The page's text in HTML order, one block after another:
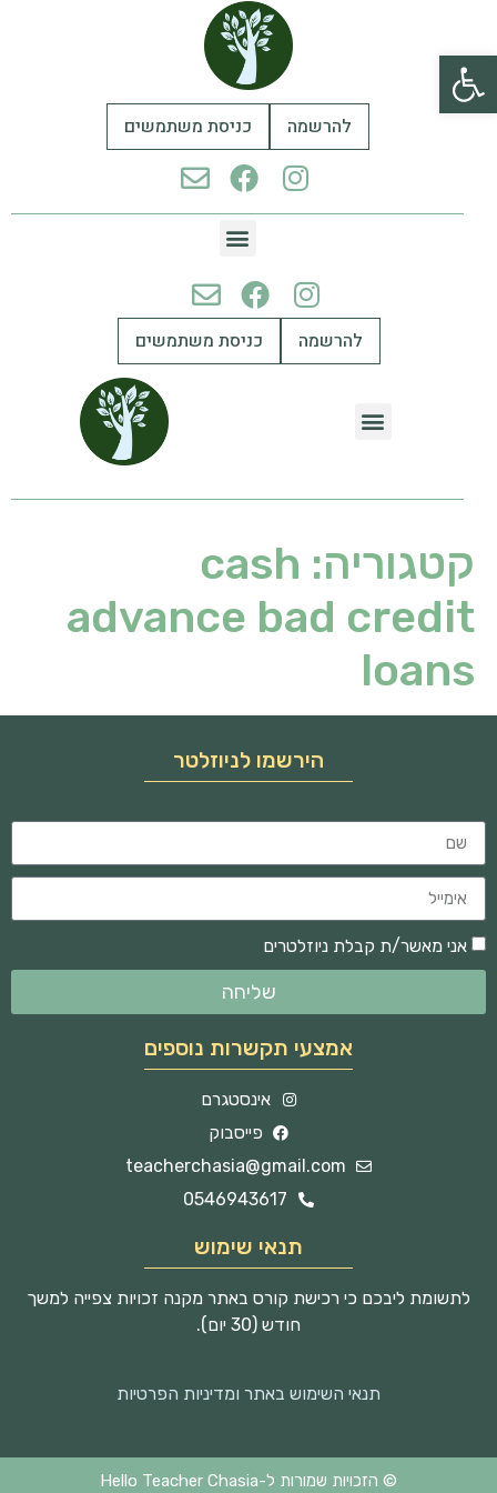
פתח סרגל נגישות
להרשמה כניסת משתמשים
להרשמה כניסת משתמשים
קטגוריה: cash
advance bad credit
loans
הירשמו לניוזלטר
אני מאשר/ת קבלת ניוזלטרים
שליחה
אמצעי תקשרות נוספים
אינסטגרם
פייסבוק
teacherchasia@gmail.com
0546943617
תנאי שימוש
לתשומת ליבכם כי רכישת קורס באתר מקנה זכויות צפייה למשך
חודש (30 יום).
תנאי השימוש באתר ומדיניות הפרטיות
© הזכויות שמורות ל-Hello Teacher Chasia